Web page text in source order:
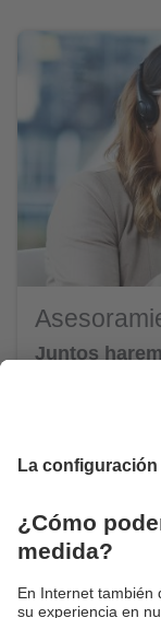
Juntos
¿Te hemos
tus
de ifm te
de soluciones
su